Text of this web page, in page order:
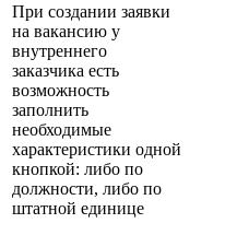
При создании заявки
на вакансию у
внутреннего
заказчика есть
возможность
заполнить
необходимые
характеристики одной
кнопкой: либо по
должности, либо по
штатной единице